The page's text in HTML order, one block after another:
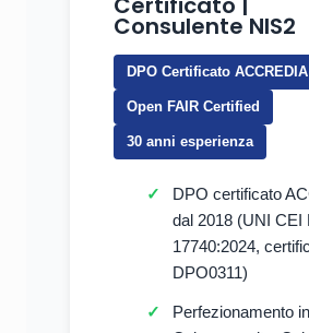
Consulente NIS2
DPO Certificato ACCREDIA
Open FAIR Certified
30 anni esperienza
DPO certificato
dal 2018 (UNI CEI
17740:2024,
DPO0311)
Perfezionamento in